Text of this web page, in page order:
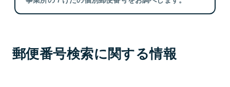
郵便番号検索に関する情報